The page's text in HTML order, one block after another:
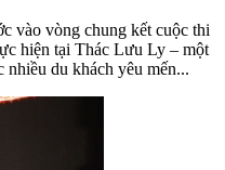
vào vòng chung kết cuộc thi
hiện tại Thác Lưu Ly – một
du khách yêu mến...